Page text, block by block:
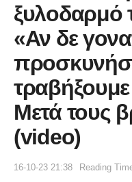
ξυλοδαρμό
«Αν δε
Μετά τους
(video)
16-10-23 21:38 Reading